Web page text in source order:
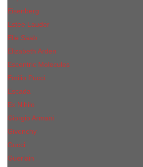
Eisenberg
Еsteе Lаudеr
Elie Saab
Elizabeth Arden
Escentric Molecules
Emilio Pucci
Escada
Ex Nihilo
Giorgio Armani
Givenchy
Gucci
Guerlain